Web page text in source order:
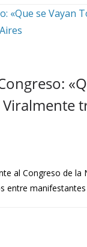
al Congreso de la
entre